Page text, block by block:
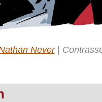
Never|